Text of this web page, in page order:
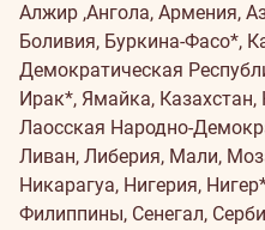
Алжир ,Ангола, Армения,
Боливия, Буркина-Фасо*,
Демократическая
Ирак*, Ямайка, Казахстан,
Лаосская Народно-
Ливан, Либерия, Мали,
Никарагуа, Нигерия,
Филиппины, Сенегал,